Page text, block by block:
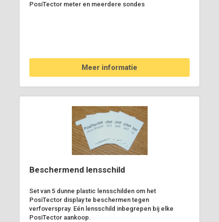
PosiTector meter en meerdere sondes
Meer informatie
Beschermend lensschild
Set van 5 dunne plastic lensschilden om het
PosiTector display te beschermen tegen
verfoverspray. Eén lensschild inbegrepen bij elke
PosiTector aankoop.